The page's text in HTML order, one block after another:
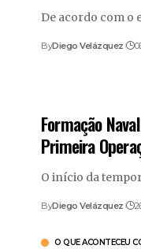
De acordo com o
ByDiego Velázquez
Formação
Primeira
O início da
ByDiego Velázquez
O QUE ACONTECEU